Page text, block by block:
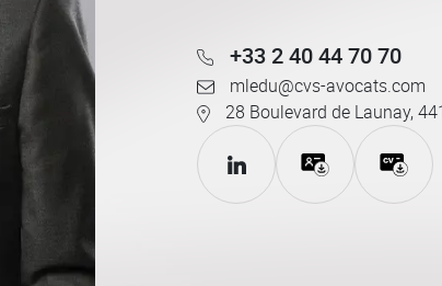
+33 2 40 44 70 70
mledu@cvs-avocats.com
28 Boulevard de Launay,